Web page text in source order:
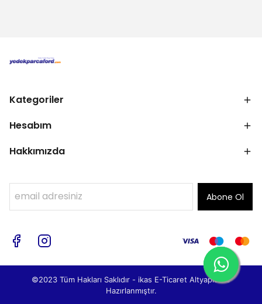
Kategoriler
Hesabım
Hakkımızda
Abone Ol
©2023 Tüm Hakları Saklıdır - ikas E-Ticaret Altyapısı ile
Hazırlanmıştır.